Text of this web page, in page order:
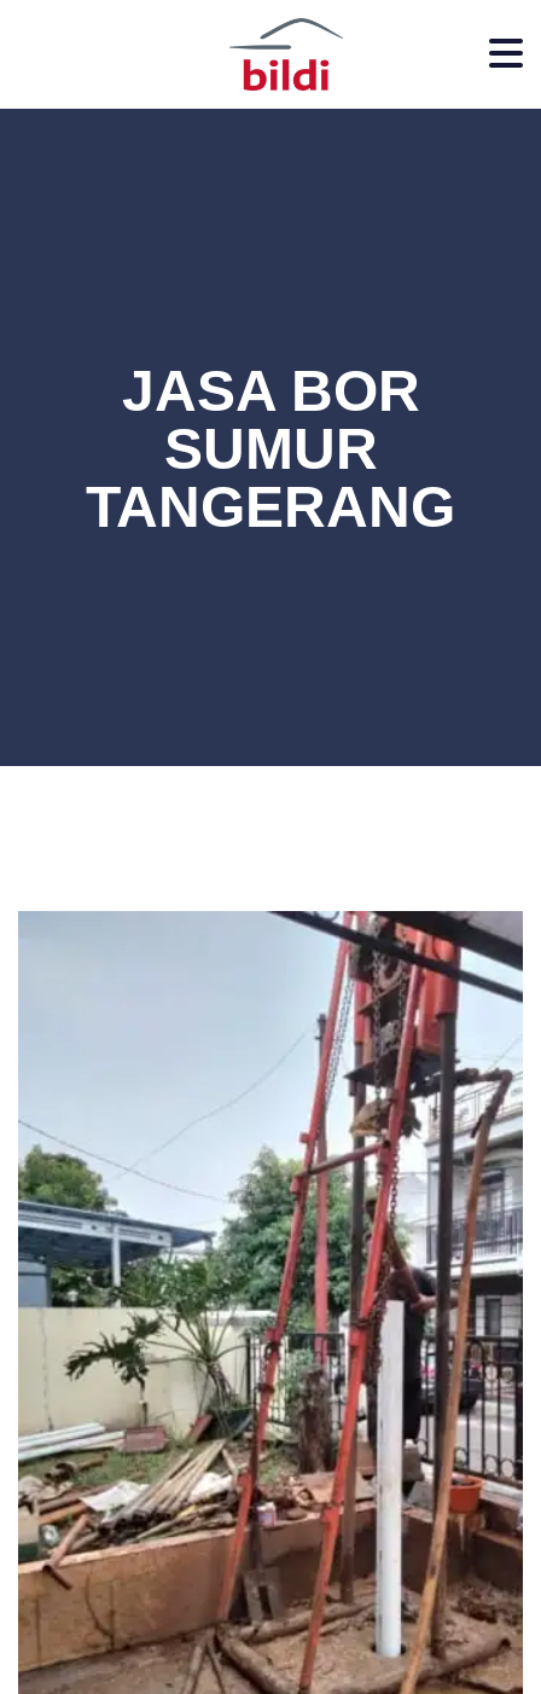
JASA BOR
SUMUR
TANGERANG